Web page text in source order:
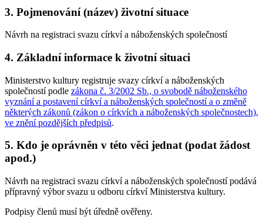
3. Pojmenování (název) životní situace
Návrh na registraci svazu církví a náboženských společností
4. Základní informace k životní situaci
Ministerstvo kultury registruje svazy církví a náboženských
společností podle zákona č. 3/2002 Sb., o svobodě náboženského
vyznání a postavení církví a náboženských společností a o změně
některých zákonů (zákon o církvích a náboženských společnostech),
ve znění pozdějších předpisů.
5. Kdo je oprávněn v této věci jednat (podat žádost
apod.)
Návrh na registraci svazu církví a náboženských společností podává
přípravný výbor svazu u odboru církví Ministerstva kultury.
Podpisy členů musí být úředně ověřeny.